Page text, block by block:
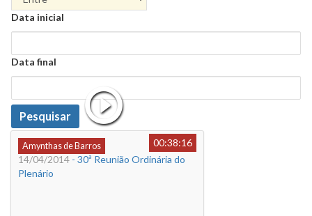
Data
Data inicial
Data
Data final
Data
Pesquisar
Amynthas de Barros
00:38:16
14/04/2014 - 30ª Reunião Ordinária do
Plenário